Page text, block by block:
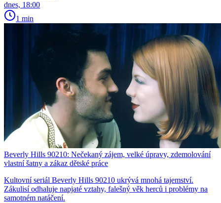
dnes, 18:00
1 min
Beverly Hills 90210: Nečekaný zájem, velké úpravy, zdemolování
vlastní šatny a zákaz dětské práce
Kultovní seriál Beverly Hills 90210 ukrývá mnohá tajemství.
Zákulisí odhaluje napjaté vztahy, falešný věk herců i problémy na
samotném natáčení.